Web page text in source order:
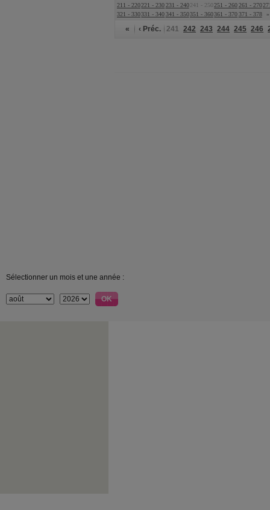
211 - 220221 - 230231 - 240 241 - 250 251 - 260261 - 270
321 - 330331 - 340341 - 350351 - 360361 - 370371 - 378 »
« ‹ Préc. 241 242 243 244 245 246
Sélectionner un mois et une année :